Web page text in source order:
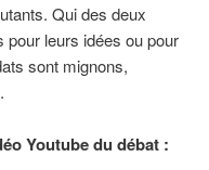
Qui des deux
leurs idées ou pour
sont mignons,
Youtube du débat :